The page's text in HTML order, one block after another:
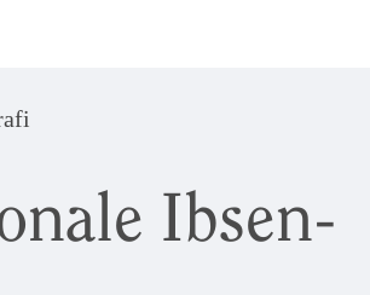
Ibsen-